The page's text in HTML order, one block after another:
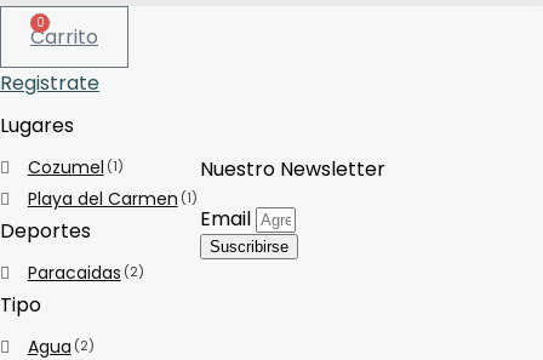
0
Carrito
Registrate
Lugares
Cozumel (1)
Playa del Carmen (1)
Deportes
Paracaidas (2)
Tipo
Agua (2)
Nuestro Newsletter
Email
Suscribirse